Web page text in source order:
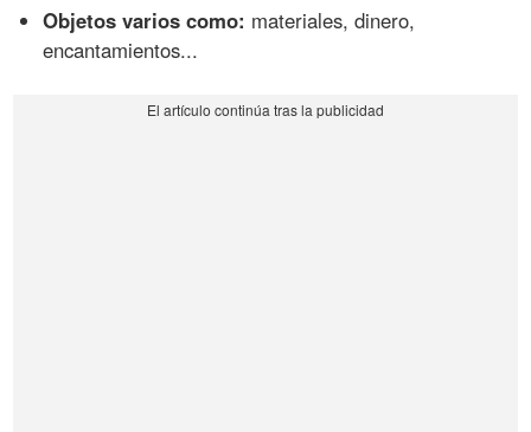
Objetos varios como: materiales, dinero,
encantamientos...